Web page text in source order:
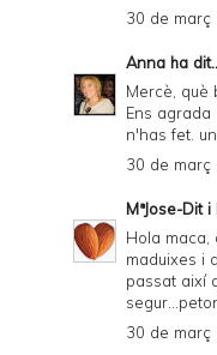
30 de març
Anna ha
Mercè, què
Ens
n'has fet.
30 de març
MªJose-Dit i
Hola maca,
maduixes i
passat així
30 de març